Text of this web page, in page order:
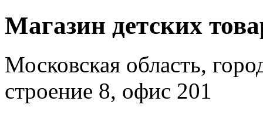
Магазин детских
Московская область,
строение 8, офис 201